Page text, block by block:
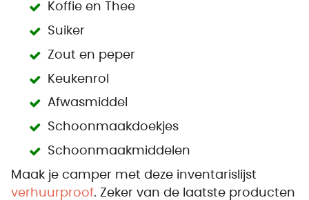
Koffie en Thee
Suiker
Zout en peper
Keukenrol
Afwasmiddel
Schoonmaakdoekjes
Schoonmaakmiddelen
Maak je camper met deze inventarislijst
verhuurproof. Zeker van de laatste producten